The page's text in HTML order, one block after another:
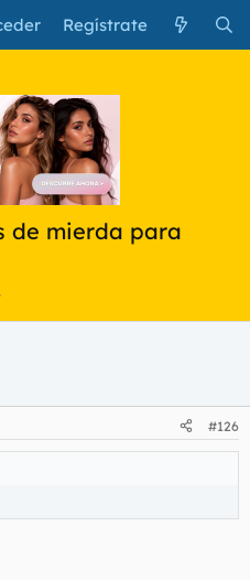
Regístrate
de mierda para
#126